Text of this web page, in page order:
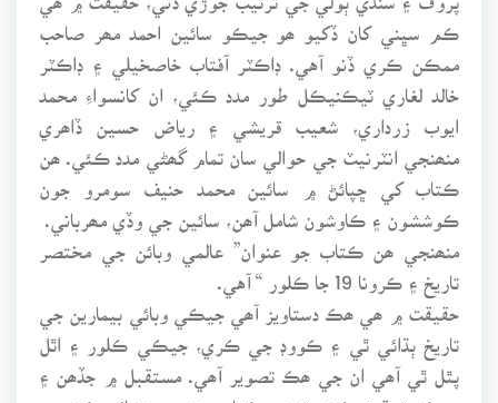
ڪم سڀني کان ڏکيو ھو جيڪو سائين احمد مھر صاحب
ممڪن ڪري ڏنو آهي. ڊاڪٽر آفتاب خاصخيلي ۽ ڊاڪٽر
خالد لغاري ٽيڪنيڪل طور مدد ڪئي، ان کانسواءِ محمد
ايوب زرداري، شعيب قريشي ۽ رياض حسين ڏاھري
منھنجي انٽرنيٽ جي حوالي سان تمام گھڻي مدد ڪئي. ھن
ڪتاب کي ڇپائڻ ۾ سائين محمد حنيف سومرو جون
ڪوششون ۽ ڪاوشون شامل آھن، سائين جي وڏي مھرباني.
منھنجي ھن ڪتاب جو عنوان” عالمي وبائن جي مختصر
تاريخ ۽ ڪرونا 19 جا ڪلور “ آهي.
حقيقت ۾ ھي ھڪ دستاويز آھي جيڪي وبائي بيمارين جي
تاريخ ٻڌائي ٿي ۽ ڪووڊ جي ڪري، جيڪي ڪلور ۽ اٿل
پٿل ٿي آھي ان جي ھڪ تصوير آھي. مستقبل ۾ جڏھن ۽
جيڪو تحقيق ڪندو ته ھي ڪتاب سندس رھنمائي ڪندو.